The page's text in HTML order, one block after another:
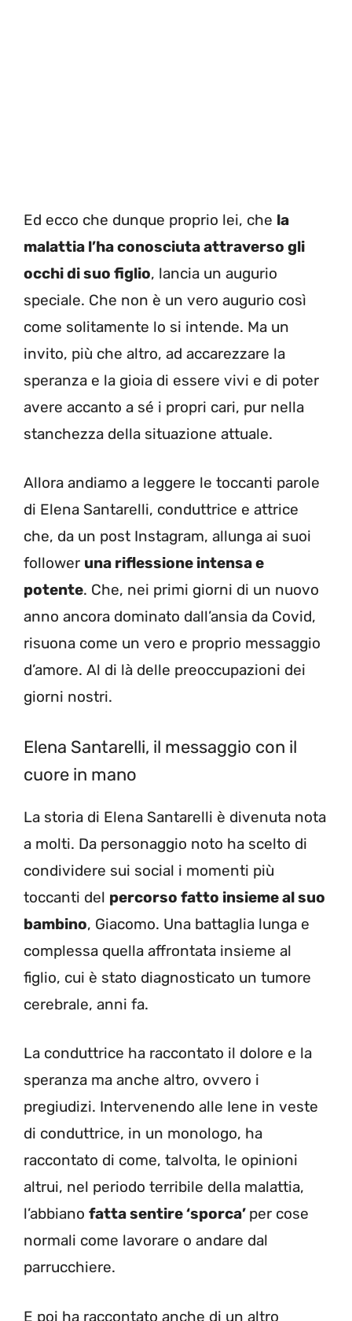
Ed ecco che dunque proprio lei, che la
malattia l’ha conosciuta attraverso gli
occhi di suo figlio, lancia un augurio
speciale. Che non è un vero augurio così
come solitamente lo si intende. Ma un
invito, più che altro, ad accarezzare la
speranza e la gioia di essere vivi e di poter
avere accanto a sé i propri cari, pur nella
stanchezza della situazione attuale.
Allora andiamo a leggere le toccanti parole
di Elena Santarelli, conduttrice e attrice
che, da un post Instagram, allunga ai suoi
follower una riflessione intensa e
potente. Che, nei primi giorni di un nuovo
anno ancora dominato dall’ansia da Covid,
risuona come un vero e proprio messaggio
d’amore. Al di là delle preoccupazioni dei
giorni nostri.
Elena Santarelli, il messaggio con il
cuore in mano
La storia di Elena Santarelli è divenuta nota
a molti. Da personaggio noto ha scelto di
condividere sui social i momenti più
toccanti del percorso fatto insieme al suo
bambino, Giacomo. Una battaglia lunga e
complessa quella affrontata insieme al
figlio, cui è stato diagnosticato un tumore
cerebrale, anni fa.
La conduttrice ha raccontato il dolore e la
speranza ma anche altro, ovvero i
pregiudizi. Intervenendo alle Iene in veste
di conduttrice, in un monologo, ha
raccontato di come, talvolta, le opinioni
altrui, nel periodo terribile della malattia,
l’abbiano fatta sentire ‘sporca’ per cose
normali come lavorare o andare dal
parrucchiere.
E poi ha raccontato anche di un altro